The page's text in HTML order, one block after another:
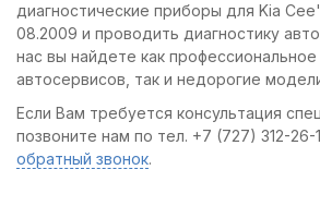
диагностические приборы для Kia
08.2009 и проводить диагностику
нас вы найдете как
автосервисов, так и недорогие
Если Вам требуется консультация
позвоните нам по тел. +7 (727) 312-26-
обратный звонок.